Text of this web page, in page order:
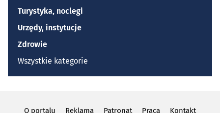
Turystyka, noclegi
Urzędy, instytucje
Zdrowie
Wszystkie kategorie
O portalu Reklama Patronat Praca Kontakt